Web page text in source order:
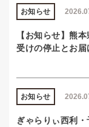
お知らせ
【お知らせ】熊
受けの停止とお
お知らせ
ぎゃらりぃ西利